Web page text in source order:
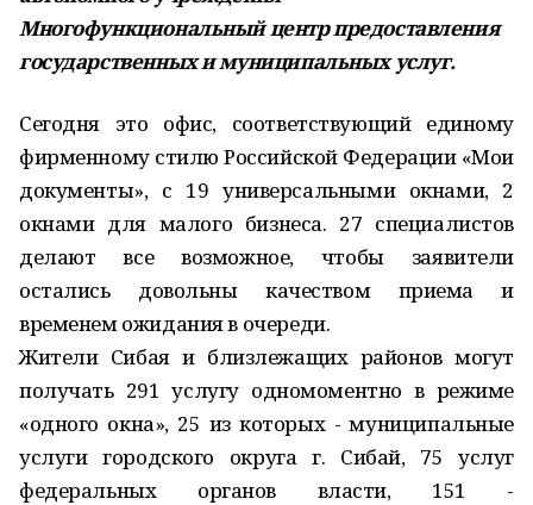
Многофункциональный центр предоставления
государственных и муниципальных услуг.
Сегодня это офис, соответствующий единому
фирменному стилю Российской Федерации «Мои
документы», с 19 универсальными окнами, 2
окнами для малого бизнеса. 27 специали­стов
делают все возможное, чтобы заявители
остались довольны качеством приема и
временем ожидания в очереди.
Жители Сибая и близлежащих районов могут
получать 291 услугу одномоментно в режиме
«одного окна», 25 из которых - муниципальные
услуги городского округа г. Сибай, 75 услуг
федеральных органов власти, 151 -